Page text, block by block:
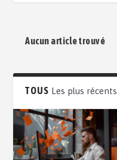
Aucun article trouvé
TOUS Les plus récents